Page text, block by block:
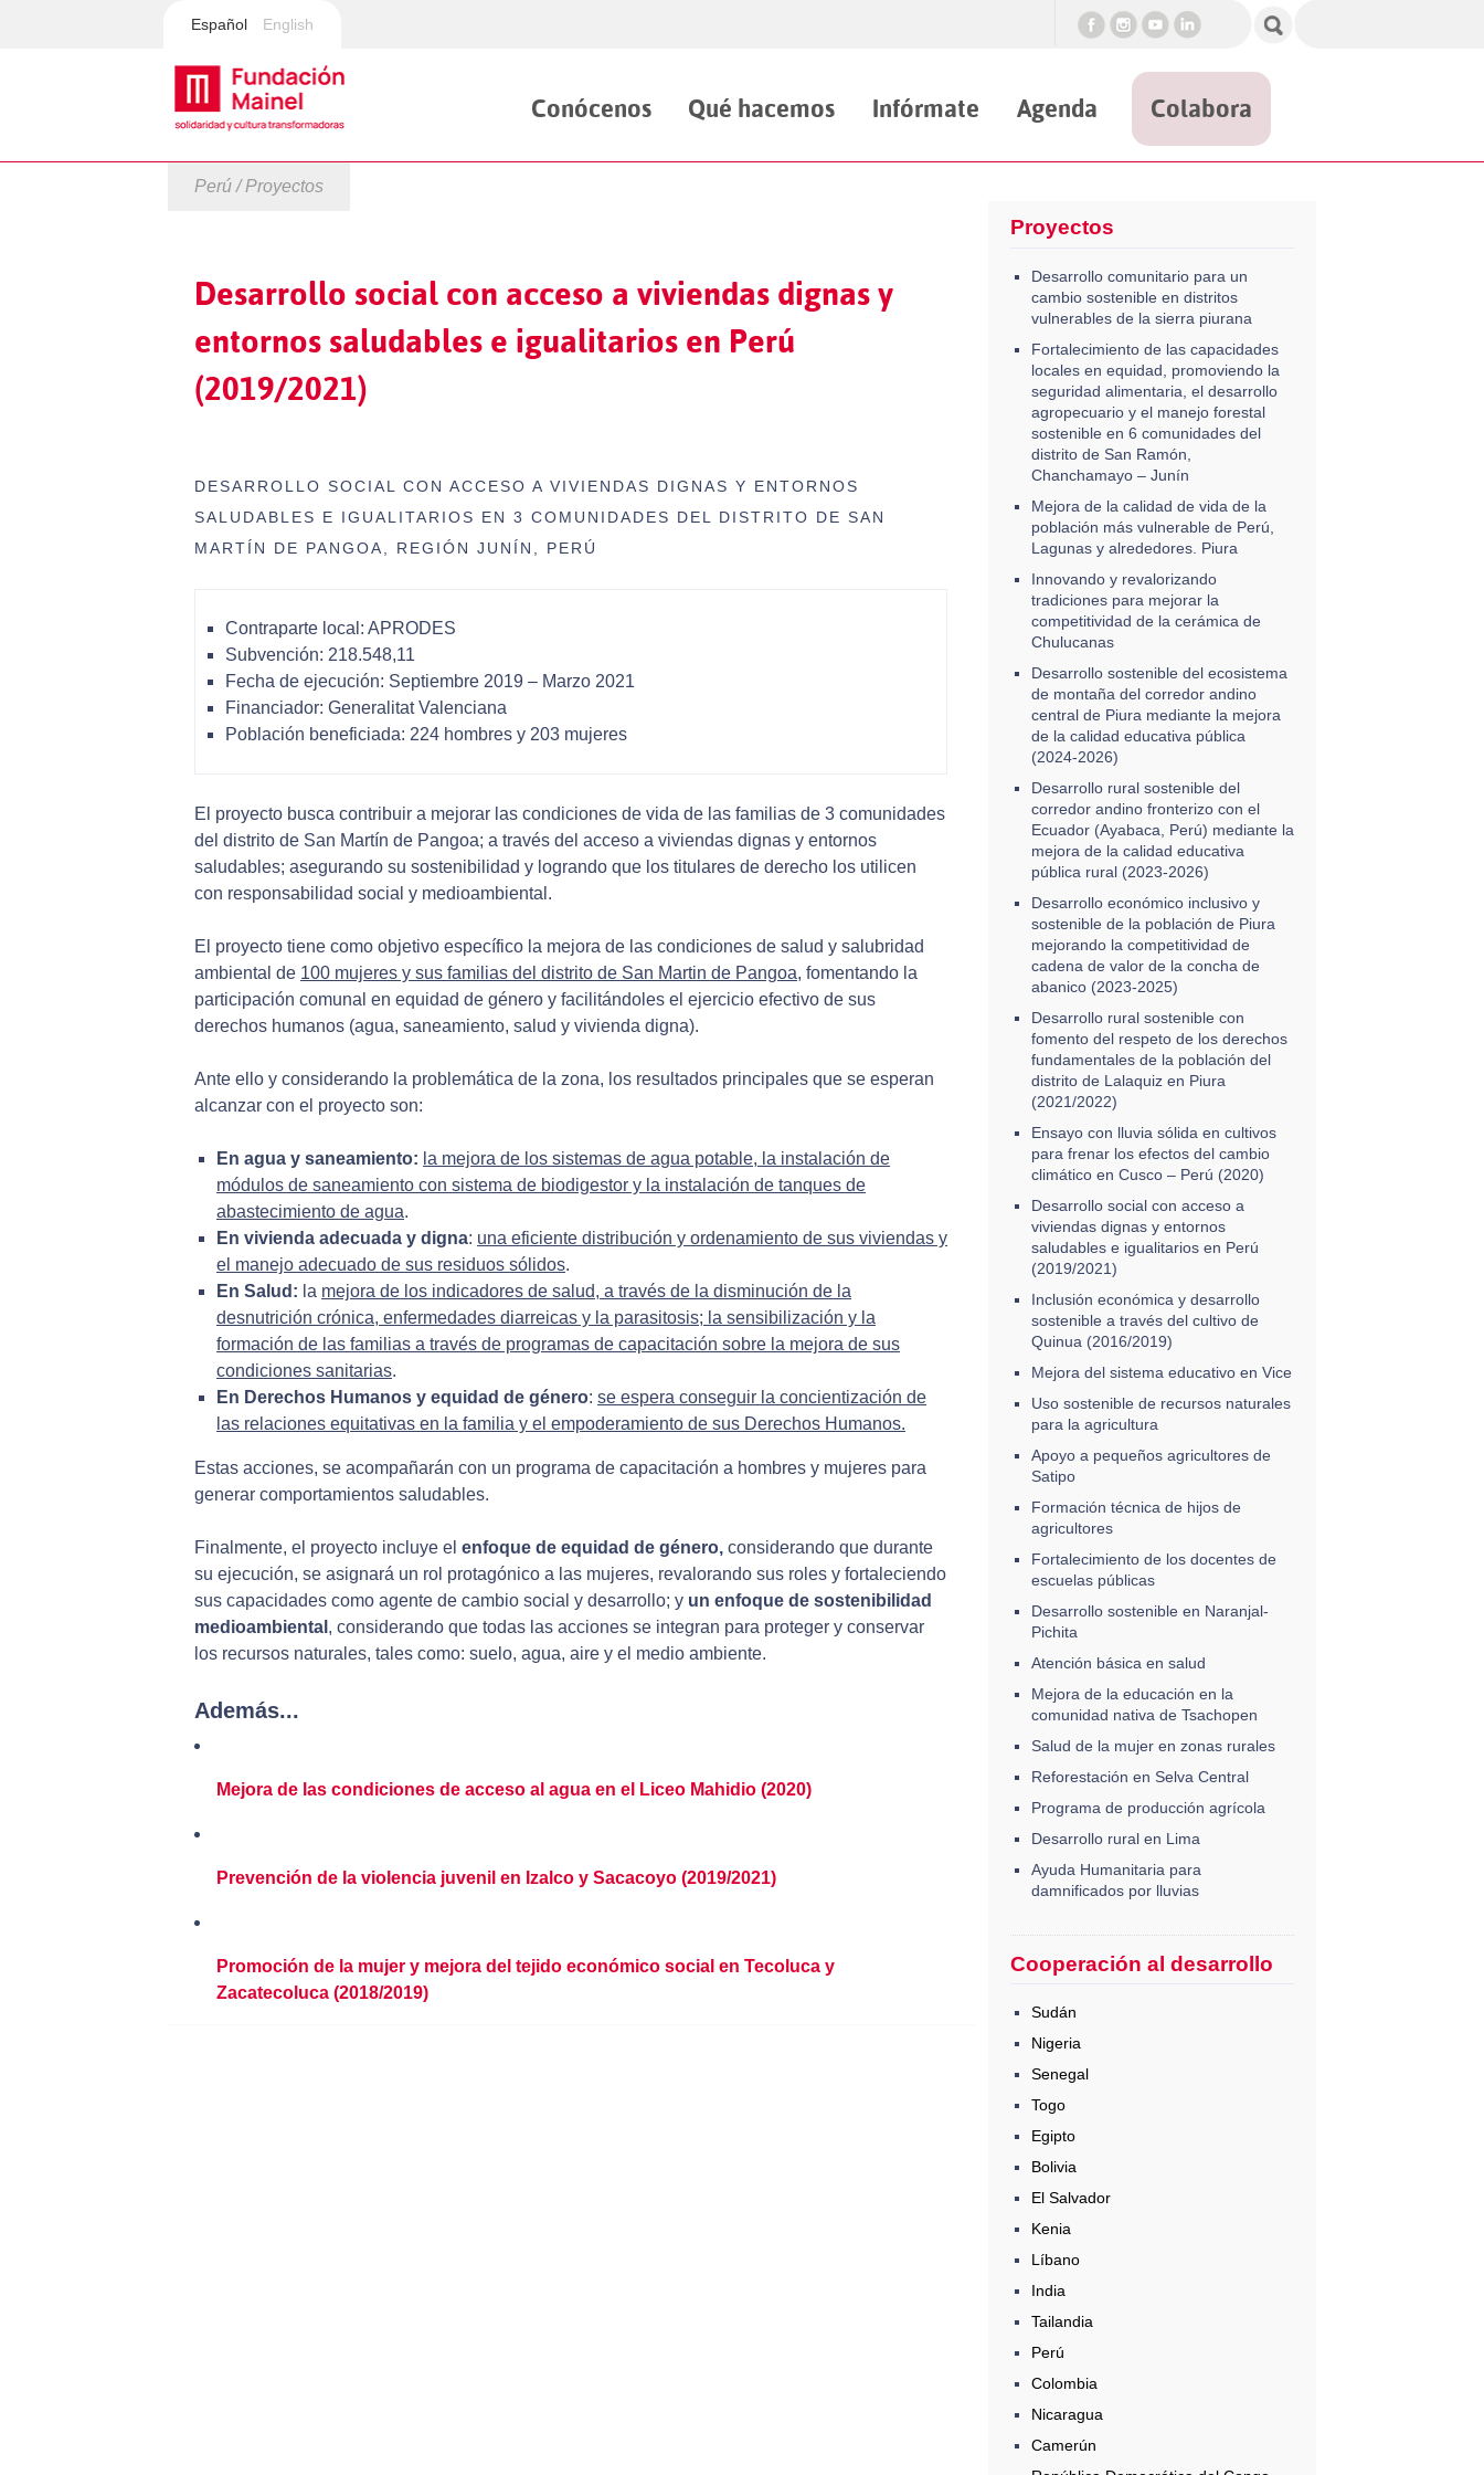
Español English
Conócenos Qué hacemos Infórmate Agenda Colabora
Perú / Proyectos
Desarrollo social con acceso a viviendas dignas y
entornos saludables e igualitarios en Perú
(2019/2021)
DESARROLLO SOCIAL CON ACCESO A VIVIENDAS DIGNAS Y ENTORNOS
SALUDABLES E IGUALITARIOS EN 3 COMUNIDADES DEL DISTRITO DE SAN
MARTÍN DE PANGOA, REGIÓN JUNÍN, PERÚ
Contraparte local: APRODES
Subvención: 218.548,11
Fecha de ejecución: Septiembre 2019 – Marzo 2021
Financiador: Generalitat Valenciana
Población beneficiada: 224 hombres y 203 mujeres
El proyecto busca contribuir a mejorar las condiciones de vida de las familias de 3 comunidades
del distrito de San Martín de Pangoa; a través del acceso a viviendas dignas y entornos
saludables; asegurando su sostenibilidad y logrando que los titulares de derecho los utilicen
con responsabilidad social y medioambiental.
El proyecto tiene como objetivo específico la mejora de las condiciones de salud y salubridad
ambiental de 100 mujeres y sus familias del distrito de San Martin de Pangoa, fomentando la
participación comunal en equidad de género y facilitándoles el ejercicio efectivo de sus
derechos humanos (agua, saneamiento, salud y vivienda digna).
Ante ello y considerando la problemática de la zona, los resultados principales que se esperan
alcanzar con el proyecto son:
En agua y saneamiento: la mejora de los sistemas de agua potable, la instalación de
módulos de saneamiento con sistema de biodigestor y la instalación de tanques de
abastecimiento de agua.
En vivienda adecuada y digna: una eficiente distribución y ordenamiento de sus viviendas y
el manejo adecuado de sus residuos sólidos.
En Salud: la mejora de los indicadores de salud, a través de la disminución de la
desnutrición crónica, enfermedades diarreicas y la parasitosis; la sensibilización y la
formación de las familias a través de programas de capacitación sobre la mejora de sus
condiciones sanitarias.
En Derechos Humanos y equidad de género: se espera conseguir la concientización de
las relaciones equitativas en la familia y el empoderamiento de sus Derechos Humanos.
Estas acciones, se acompañarán con un programa de capacitación a hombres y mujeres para
generar comportamientos saludables.
Finalmente, el proyecto incluye el enfoque de equidad de género, considerando que durante
su ejecución, se asignará un rol protagónico a las mujeres, revalorando sus roles y fortaleciendo
sus capacidades como agente de cambio social y desarrollo; y un enfoque de sostenibilidad
medioambiental , considerando que todas las acciones se integran para proteger y conservar
los recursos naturales, tales como: suelo, agua, aire y el medio ambiente.
Además...
Mejora de las condiciones de acceso al agua en el Liceo Mahidio (2020)
Prevención de la violencia juvenil en Izalco y Sacacoyo (2019/2021)
Promoción de la mujer y mejora del tejido económico social en Tecoluca y
Zacatecoluca (2018/2019)
Proyectos
Desarrollo comunitario para un
cambio sostenible en distritos
vulnerables de la sierra piurana
Fortalecimiento de las capacidades
locales en equidad, promoviendo la
seguridad alimentaria, el desarrollo
agropecuario y el manejo forestal
sostenible en 6 comunidades del
distrito de San Ramón,
Chanchamayo – Junín
Mejora de la calidad de vida de la
población más vulnerable de Perú,
Lagunas y alrededores. Piura
Innovando y revalorizando
tradiciones para mejorar la
competitividad de la cerámica de
Chulucanas
Desarrollo sostenible del ecosistema
de montaña del corredor andino
central de Piura mediante la mejora
de la calidad educativa pública
(2024-2026)
Desarrollo rural sostenible del
corredor andino fronterizo con el
Ecuador (Ayabaca, Perú) mediante la
mejora de la calidad educativa
pública rural (2023-2026)
Desarrollo económico inclusivo y
sostenible de la población de Piura
mejorando la competitividad de
cadena de valor de la concha de
abanico (2023-2025)
Desarrollo rural sostenible con
fomento del respeto de los derechos
fundamentales de la población del
distrito de Lalaquiz en Piura
(2021/2022)
Ensayo con lluvia sólida en cultivos
para frenar los efectos del cambio
climático en Cusco – Perú (2020)
Desarrollo social con acceso a
viviendas dignas y entornos
saludables e igualitarios en Perú
(2019/2021)
Inclusión económica y desarrollo
sostenible a través del cultivo de
Quinua (2016/2019)
Mejora del sistema educativo en Vice
Uso sostenible de recursos naturales
para la agricultura
Apoyo a pequeños agricultores de
Satipo
Formación técnica de hijos de
agricultores
Fortalecimiento de los docentes de
escuelas públicas
Desarrollo sostenible en Naranjal-
Pichita
Atención básica en salud
Mejora de la educación en la
comunidad nativa de Tsachopen
Salud de la mujer en zonas rurales
Reforestación en Selva Central
Programa de producción agrícola
Desarrollo rural en Lima
Ayuda Humanitaria para
damnificados por lluvias
Cooperación al desarrollo
Sudán
Nigeria
Senegal
Togo
Egipto
Bolivia
El Salvador
Kenia
Líbano
India
Tailandia
Perú
Colombia
Nicaragua
Camerún